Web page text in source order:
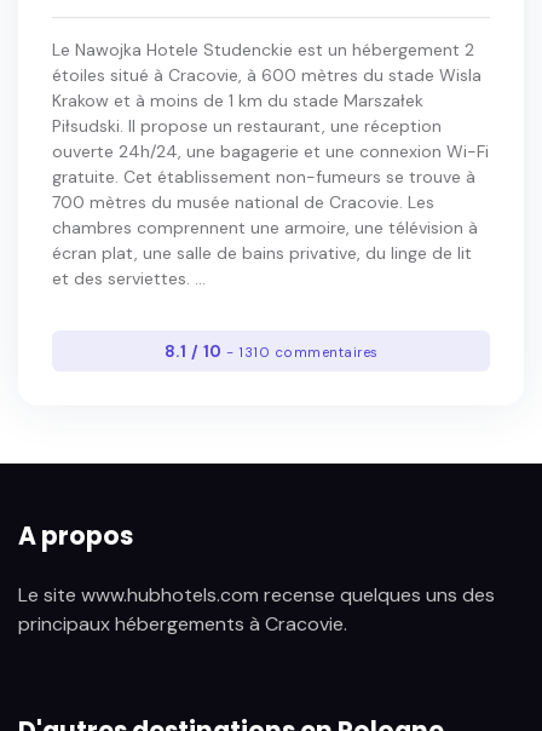
Le Nawojka Hotele Studenckie est un hébergement 2
étoiles situé à Cracovie, à 600 mètres du stade Wisla
Krakow et à moins de 1 km du stade Marszałek
Piłsudski. Il propose un restaurant, une réception
ouverte 24h/24, une bagagerie et une connexion Wi-Fi
gratuite. Cet établissement non-fumeurs se trouve à
700 mètres du musée national de Cracovie. Les
chambres comprennent une armoire, une télévision à
écran plat, une salle de bains privative, du linge de lit
et des serviettes. ...
8.1 / 10 - 1310 commentaires
A propos
Le site www.hubhotels.com recense quelques uns des
principaux hébergements à Cracovie.